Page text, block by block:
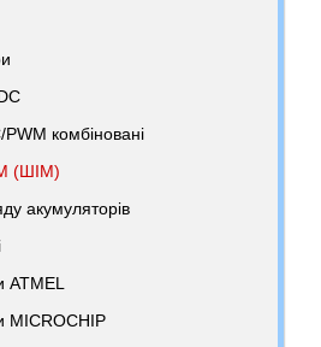
комбіновані
(ШІМ)
акумуляторів
ATMEL
MICROCHIP